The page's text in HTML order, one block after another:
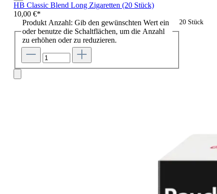
HB Classic Blend Long Zigaretten (20 Stück)
10,00 €*
20 Stück
Produkt Anzahl: Gib den gewünschten Wert ein
oder benutze die Schaltflächen, um die Anzahl
zu erhöhen oder zu reduzieren.